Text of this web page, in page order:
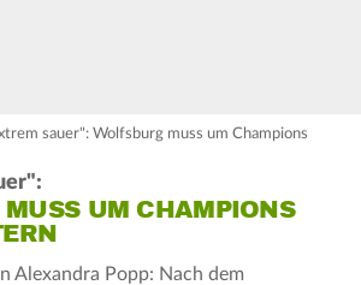
sauer": Wolfsburg muss um Champions
UM CHAMPIONS
Alexandra Popp: Nach dem